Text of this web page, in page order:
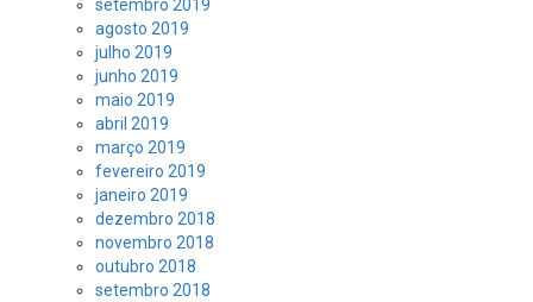
setembro 2019
agosto 2019
julho 2019
junho 2019
maio 2019
abril 2019
março 2019
fevereiro 2019
janeiro 2019
dezembro 2018
novembro 2018
outubro 2018
setembro 2018